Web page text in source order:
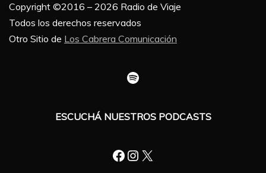
Copyright ©2016 – 2026 Radio de Viaje
Todos los derechos reservados
Otro Sitio de Los Cabrera Comunicación
Spotify
ESCUCHÁ NUESTROS PODCASTS
Facebook
Instagram
X